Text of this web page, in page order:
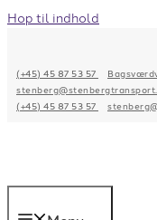
Hop til indhold
(+45) 45 87 53 57
(+45) 45 87 53 57